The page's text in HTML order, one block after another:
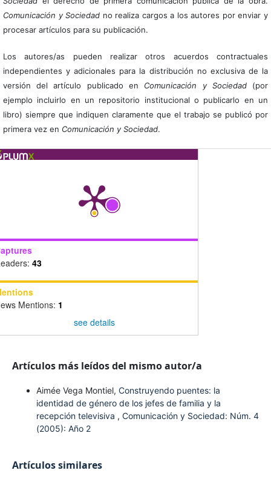
Comunicación y Sociedad no realiza cargos a los autores por enviar y
procesar artículos para su publicación.
Los autores/as pueden realizar otros acuerdos contractuales
independientes y adicionales para la distribución no exclusiva de la
versión del artículo publicado en Comunicación y Sociedad(por
ejemplo incluirlo en un repositorio institucional o publicarlo en un
libro) siempre que indiquen claramente que el trabajo se publicó por
primera vez en Comunicación y Sociedad.
43
Mentions: 1
see details
Artículos más leídos del mismo autor/a
Aimée Vega Montiel, Construyendo puentes: la
identidad de género de los jefes de familia y la
recepción televisiva , Comunicación y Sociedad: Núm. 4
(2005): Año 2
Artículos similares